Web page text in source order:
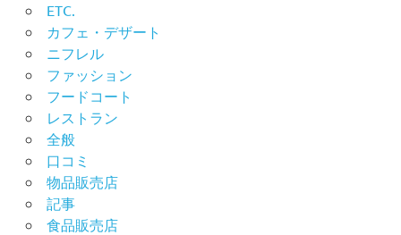
ン
ETC.
カフェ・デザート
ニフレル
ファッション
フードコート
レストラン
全般
口コミ
物品販売店
記事
食品販売店